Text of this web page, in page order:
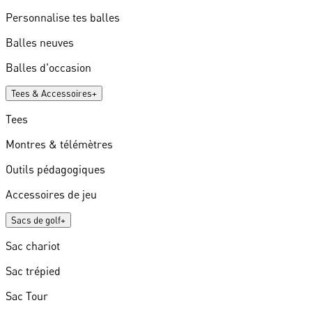
Personnalise tes balles
Balles neuves
Balles d'occasion
Tees & Accessoires+
Tees
Montres & télémètres
Outils pédagogiques
Accessoires de jeu
Sacs de golf+
Sac chariot
Sac trépied
Sac Tour